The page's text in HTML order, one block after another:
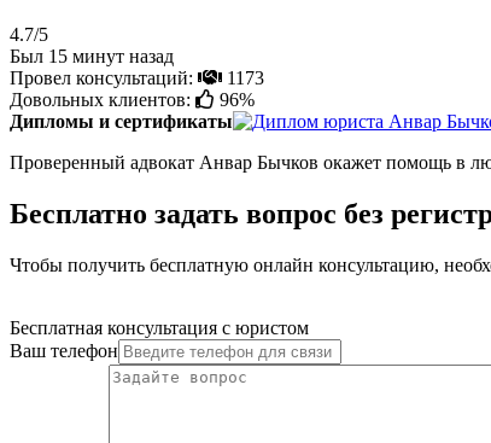
4.7/5
Был 15 минут назад
Провел консультаций:
1173
Довольных клиентов:
96%
Дипломы и сертификаты
Проверенный адвокат Анвар Бычков окажет помощь в
Бесплатно задать вопрос без
Чтобы получить бесплатную онлайн консультацию,
Бесплатная консультация с юристом
Ваш телефон